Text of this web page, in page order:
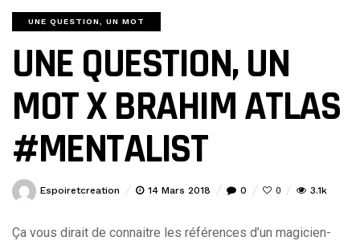
UNE QUESTION, UN MOT
UNE QUESTION, UN
MOT X BRAHIM ATLAS
#MENTALIST
Espoiretcreation 14 Mars 2018 0 0 3.1k
Ça vous dirait de connaitre les références d’un magicien-